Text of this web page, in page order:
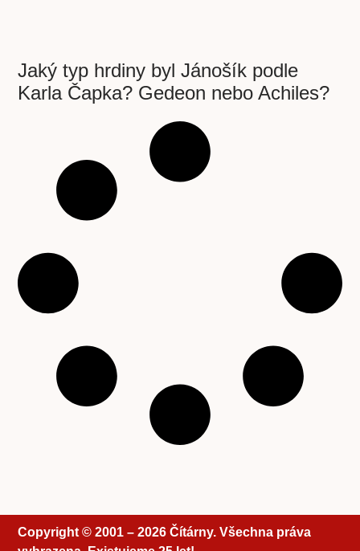
Jaký typ hrdiny byl Jánošík podle
Karla Čapka? Gedeon nebo Achiles?
Copyright © 2001 – 2026 Čítárny. Všechna práva